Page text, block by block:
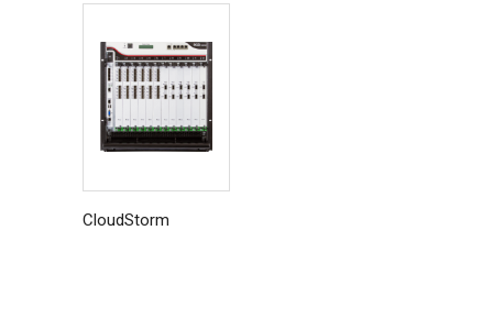
CloudStorm